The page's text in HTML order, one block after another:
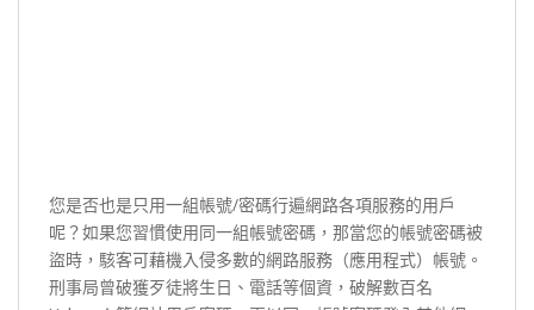
您是否也是只用一組帳號/密碼行遍網路各項服務的用戶
呢？如果您習慣使用同一組帳號密碼，那當您的帳號密碼被
盜時，駭客可藉機入侵多數的網路服務（應用程式）帳號。
刑事局曾破獲歹徒將生日、電話等個資，破解數百名